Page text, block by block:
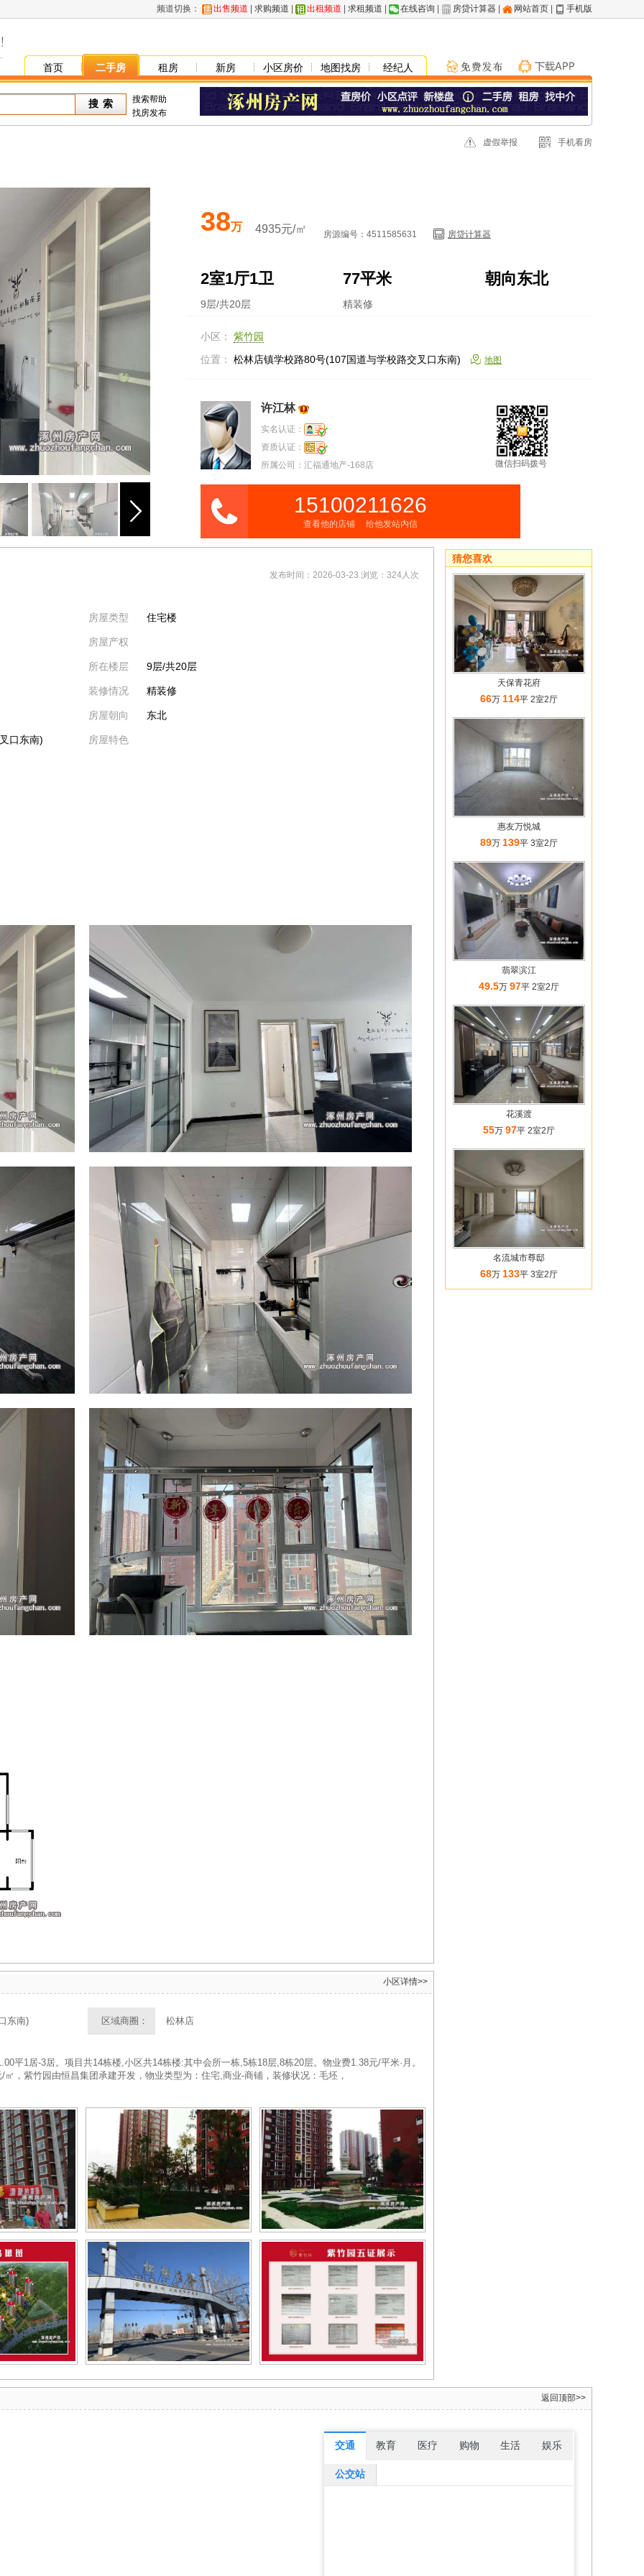
频道切换： 出售频道 求购频道 出租频道 求租频道 在线咨询 房贷计算器 网站首页 手机版
首页 二手房 租房 新房 小区房价 地图找房 经纪人
搜索帮助
找房发布
虚假举报 手机看房
38万 4935元/㎡ 房源编号：4511585631 房贷计算器
2室1厅1卫
9层/共20层
77平米
精装修
朝向东北
小区：
紫竹园
位置：
松林店镇学校路80号(107国道与学校路交叉口东南) 地图
许江林
实名认证：
资质认证：
所属公司：汇福通地产-168店
微信扫码拨号
15100211626
查看他的店铺 给他发站内信
猜您喜欢
天保青花府
66万 114平 2室2厅
惠友万悦城
89万 139平 3室2厅
翡翠滨江
49.5万 97平 2室2厅
花溪渡
55万 97平 2室2厅
名流城市尊邸
68万 133平 3室2厅
发布时间：2026-03-23 浏览：324人次
口东南)
房屋类型 住宅楼
房屋产权
所在楼层 9层/共20层
装修情况 精装修
房屋朝向 东北
房屋特色
小区详情>>
东南) 区域商圈： 松林店
平1居-3居。项目共14栋楼,小区共14栋楼:其中会所一栋,5栋18层,8栋20层。物业费1.38元/平米·月。
，紫竹园由恒昌集团承建开发，物业类型为：住宅,商业-商铺，装修状况：毛坯，
返回顶部>>